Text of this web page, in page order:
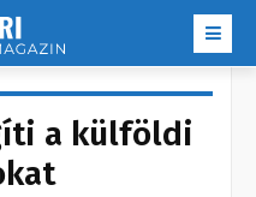
a külföldi